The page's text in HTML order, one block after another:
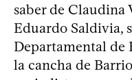
saber de Claudina
Eduardo Saldivia,
Departamental de
la cancha de